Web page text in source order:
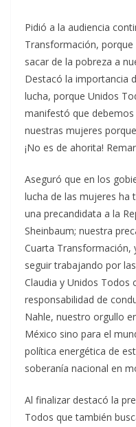
Pidió a la audiencia
Transformación,
sacar de la pobreza a
Destacó la importancia
lucha, porque Unidos
manifestó que
nuestras mujeres
¡No es de ahorita!
Aseguró que en los
lucha de las mujeres ha
una precandidata a la
Sheinbaum; nuestra
Cuarta Transformación,
seguir trabajando por
Claudia y Unidos Todos
responsabilidad de
Nahle, nuestro orgullo
México sino para el
política energética de
soberanía nacional en
Al finalizar destacó la
Todos que también